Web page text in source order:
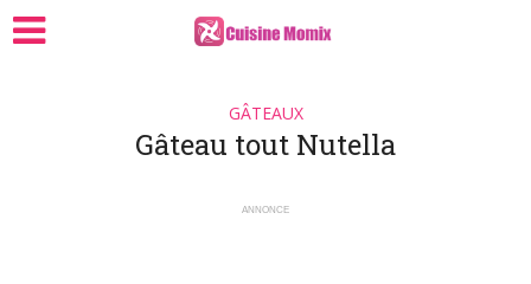
GÂTEAUX
Gâteau tout Nutella
ANNONCE